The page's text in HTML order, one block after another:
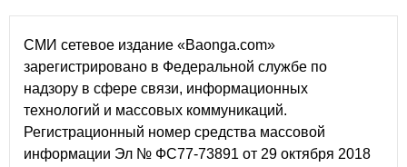
СМИ сетевое издание «Baonga.com»
зарегистрировано в Федеральной службе по
надзору в сфере связи, информационных
технологий и массовых коммуникаций.
Регистрационный номер средства массовой
информации Эл № ФС77-73891 от 29 октября 2018